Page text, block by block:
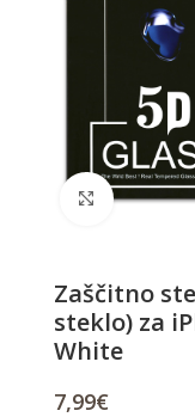
Click to
Zaščitno
steklo) za
White
7,99€